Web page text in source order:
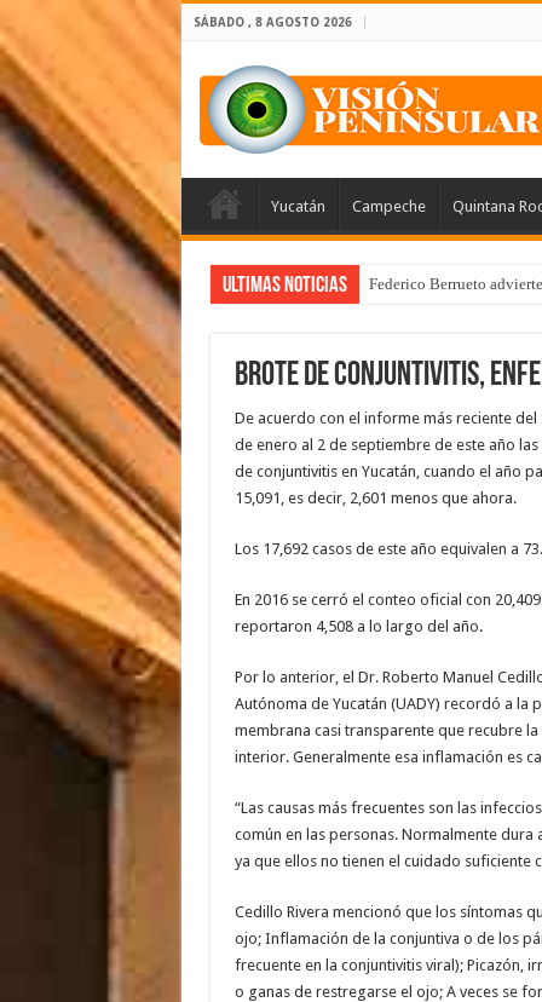
SÁBADO , 8 AGOSTO 2026
Yucatán Campeche Quintana
Ultimas Noticias Federico Berrueto
Brote de conjuntivitis,
De acuerdo con el informe más reciente del
de enero al 2 de septiembre de este año
de conjuntivitis en Yucatán, cuando el año
15,091, es decir, 2,601 menos que ahora.
Los 17,692 casos de este año equivalen a
En 2016 se cerró el conteo oficial con
reportaron 4,508 a lo largo del año.
Por lo anterior, el Dr. Roberto Manuel
Autónoma de Yucatán (UADY) recordó a la
membrana casi transparente que recubre
interior. Generalmente esa inflamación es
“Las causas más frecuentes son las
común en las personas. Normalmente
ya que ellos no tienen el cuidado suficiente
Cedillo Rivera mencionó que los síntomas
ojo; Inflamación de la conjuntiva o de los
frecuente en la conjuntivitis viral); Picazón,
o ganas de restregarse el ojo; A veces se